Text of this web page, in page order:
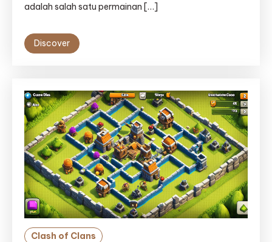
adalah salah satu permainan […]
Discover
Clash of Clans